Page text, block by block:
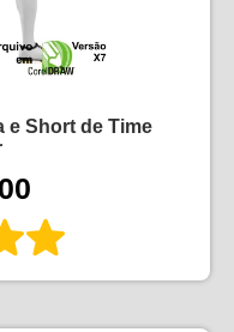
e Short de Time